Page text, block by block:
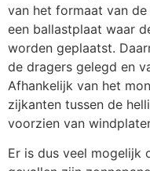
van het formaat van
een ballastplaat waar
worden geplaatst.
de dragers gelegd en
Afhankelijk van het
zijkanten tussen de
voorzien van
Er is dus veel mogelijk